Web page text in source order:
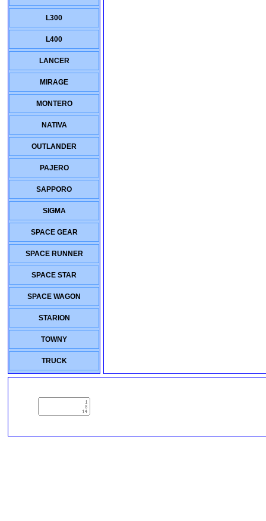
L300
L400
LANCER
MIRAGE
MONTERO
NATIVA
OUTLANDER
PAJERO
SAPPORO
SIGMA
SPACE GEAR
SPACE RUNNER
SPACE STAR
SPACE WAGON
STARION
TOWNY
TRUCK